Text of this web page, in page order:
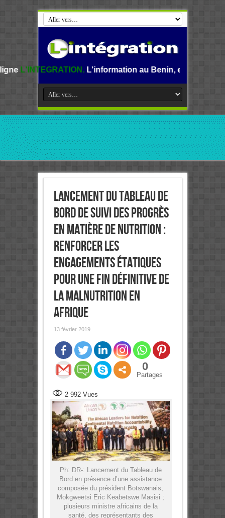
L'information au Benin, en Afrique et dans le
Lancement du Tableau de
bord de Suivi des progrès
en matière de nutrition :
Renforcer les
engagements étatiques
pour une fin définitive de
la malnutrition en
Afrique
13 février 2019
0
Partages
2 992Vues
Ph: DR-: Lancement du Tableau de
Bord en présence d’une assistance
composée du président Botswanais,
Mokgweetsi Eric Keabetswe Masisi ;
plusieurs ministre africains de la
santé, des représentants des